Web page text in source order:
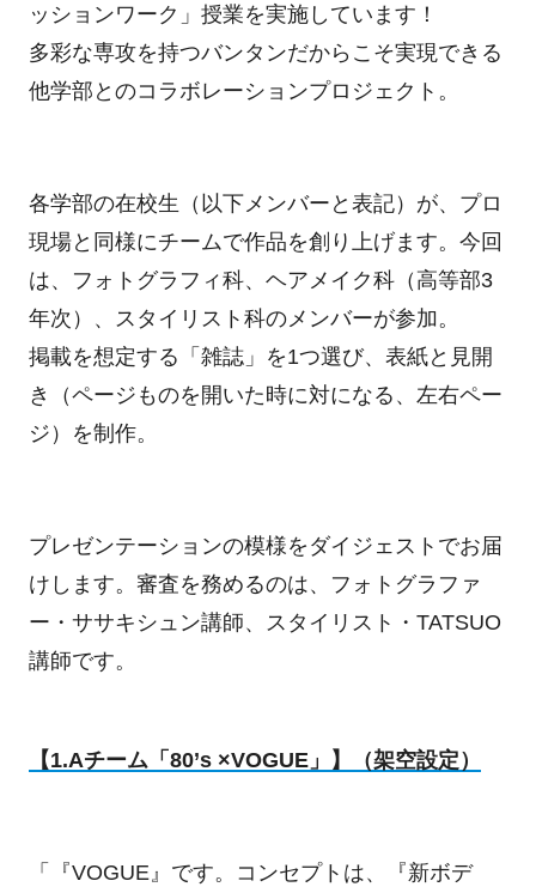
ッションワーク」授業を実施しています！
多彩な専攻を持つバンタンだからこそ実現できる
他学部とのコラボレーションプロジェクト。
各学部の在校生（以下メンバーと表記）が、プロ
現場と同様にチームで作品を創り上げます。今回
は、フォトグラフィ科、ヘアメイク科（高等部3
年次）、スタイリスト科のメンバーが参加。
掲載を想定する「雑誌」を1つ選び、表紙と見開
き（ページものを開いた時に対になる、左右ペー
ジ）を制作。
プレゼンテーションの模様をダイジェストでお届
けします。審査を務めるのは、フォトグラファ
ー・ササキシュン講師、スタイリスト・TATSUO
講師です。
【1.Aチーム「80’s ×VOGUE」】（架空設定）
「『VOGUE』です。コンセプトは、『新ボデ